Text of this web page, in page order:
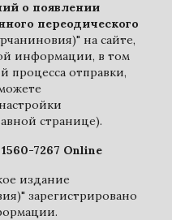
о появлении
переодического
на сайте,
информации, в том
процесса отправки,
странице).
7267 Online
издание
зарегистрировано